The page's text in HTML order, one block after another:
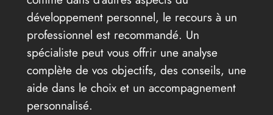
développement personnel, le recours à un
professionnel est recommandé. Un
spécialiste peut vous offrir une analyse
complète de vos objectifs, des conseils, une
aide dans le choix et un accompagnement
personnalisé.